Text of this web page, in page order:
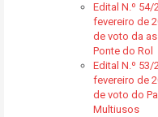
Edital N.º
fevereiro de
de voto da
Ponte do Rol
Edital N.º
fevereiro de
de voto do
Multiusos